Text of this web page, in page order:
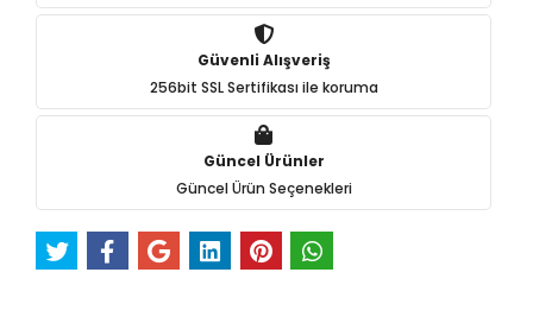
Güvenli Alışveriş
256bit SSL Sertifikası ile koruma
Güncel Ürünler
Güncel Ürün Seçenekleri